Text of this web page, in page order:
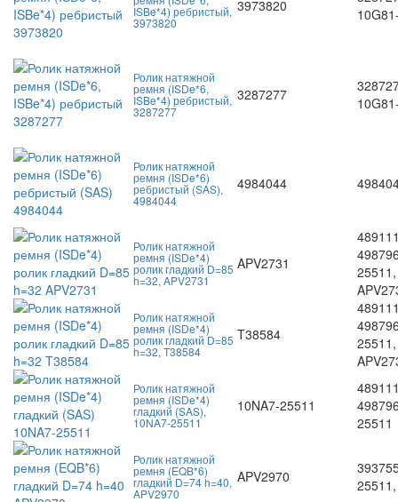
ISBe*4) ребристый,
3973820
3973820
Ролик натяжной
ремня (ISDe*6,
ISBe*4) ребристый,
3287277
3287277
Ролик натяжной
ремня (ISDe*6)
ребристый (SAS),
4984044
4984044
Ролик натяжной
ремня (ISDe*4)
ролик гладкий D=85
h=32, APV2731
APV2731
Ролик натяжной
ремня (ISDe*4)
ролик гладкий D=85
h=32, T38584
T38584
Ролик натяжной
ремня (ISDe*4)
гладкий (SAS),
10NA7-25511
10NA7-25511
25511
Ролик натяжной
ремня (EQB*6)
гладкий D=74 h=40,
APV2970
APV2970